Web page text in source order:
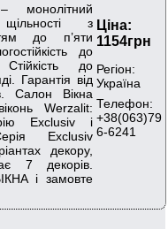
монолітний
з
до п’яти
до
до
Гарантія від
Салон Вікна
Werzalit:
Exclusiv і
Exclusiv
декору,
7 декорів.
і замовте
Ціна:
1154грн
Регіон:
Україна
Телефон:
+38(063)79
6-6241